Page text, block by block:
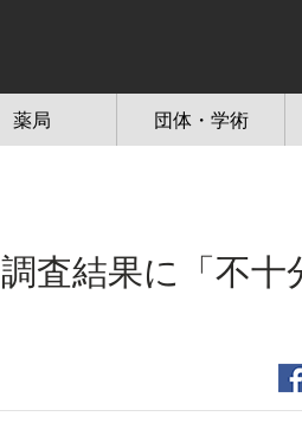
薬局 団体・学術
結果に「不十